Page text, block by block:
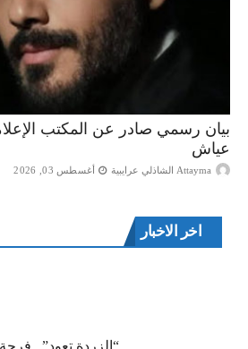
بيان رسمي صادر عن المكتب
عياش
Attayma الشاذلي عرايبية أغسطس 03, 2026
اخر الاخبار
“الزردة تعود”..